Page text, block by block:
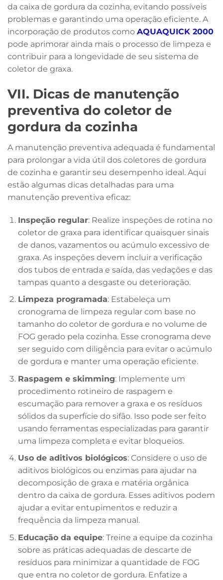
da caixa de gordura da cozinha, evitando possíveis
problemas e garantindo uma operação eficiente. A
incorporação de produtos como AQUAQUICK 2000
pode aprimorar ainda mais o processo de limpeza e
contribuir para a longevidade de seu sistema de
coletor de graxa.
VII. Dicas de manutenção
preventiva do coletor de
gordura da cozinha
A manutenção preventiva adequada é fundamental
para prolongar a vida útil dos coletores de gordura
de cozinha e garantir seu desempenho ideal. Aqui
estão algumas dicas detalhadas para uma
manutenção preventiva eficaz:
Inspeção regular: Realize inspeções de rotina no
coletor de graxa para identificar quaisquer sinais
de danos, vazamentos ou acúmulo excessivo de
graxa. As inspeções devem incluir a verificação
dos tubos de entrada e saída, das vedações e das
tampas quanto a desgaste ou deterioração.
Limpeza programada: Estabeleça um
cronograma de limpeza regular com base no
tamanho do coletor de gordura e no volume de
FOG gerado pela cozinha. Esse cronograma deve
ser seguido com diligência para evitar o acúmulo
de gordura e manter uma operação eficiente.
Raspagem e skimming: Implemente um
procedimento rotineiro de raspagem e
escumação para remover a graxa e os resíduos
sólidos da superfície do sifão. Isso pode ser feito
usando ferramentas especializadas para garantir
uma limpeza completa e evitar bloqueios.
Uso de aditivos biológicos: Considere o uso de
aditivos biológicos ou enzimas para ajudar na
decomposição de graxa e matéria orgânica
dentro da caixa de gordura. Esses aditivos podem
ajudar a evitar entupimentos e reduzir a
frequência da limpeza manual.
Educação da equipe: Treine a equipe da cozinha
sobre as práticas adequadas de descarte de
resíduos para minimizar a quantidade de FOG
que entra no coletor de gordura. Enfatize a